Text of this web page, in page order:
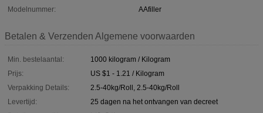
Modelnummer:
AAfiller
Betalen & Verzenden Algemene voorwaarden
Min. bestelaantal:
1000 kilogram / Kilogram
Prijs:
US $1 - 1.21 / Kilogram
Verpakking Details:
2.5-40kg/Roll, 2.5-40kg/Roll
Levertijd:
25 dagen na het ontvangen van decreet